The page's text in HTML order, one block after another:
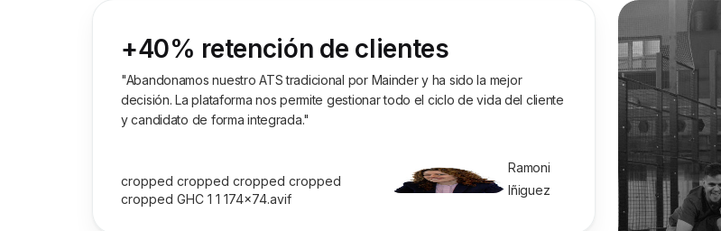
+40% retención de clientes
"Abandonamos nuestro ATS tradicional por Mainder y ha sido la mejor
decisión. La plataforma nos permite gestionar todo el ciclo de vida del cliente
y candidato de forma integrada."
Ramoni
Iñiguez